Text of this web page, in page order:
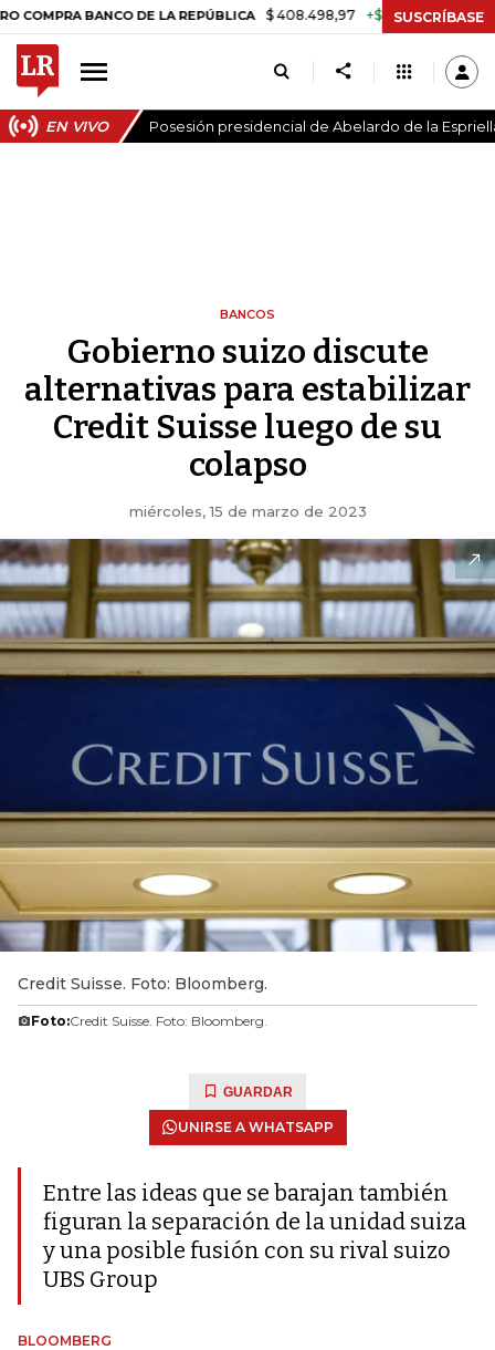
BANCO DE LA REPÚBLICA $ 408.498,97 +$ 8.753,81 +2,19%
SUSCRÍBASE
EN VIVO Posesión presidencial de Abelardo de la
BANCOS
Gobierno suizo discute
alternativas para estabilizar
Credit Suisse luego de su
colapso
miércoles, 15 de marzo de 2023
Credit Suisse. Foto: Bloomberg.
Foto:Credit Suisse. Foto: Bloomberg.
GUARDAR
UNIRSE A WHATSAPP
Entre las ideas que se barajan también
figuran la separación de la unidad suiza
y una posible fusión con su rival suizo
UBS Group
BLOOMBERG